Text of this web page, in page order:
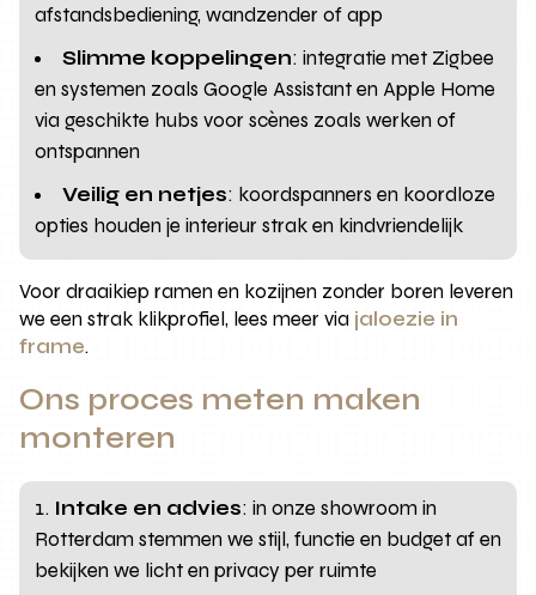
afstandsbediening, wandzender of app
Slimme koppelingen: integratie met Zigbee
en systemen zoals Google Assistant en Apple Home
via geschikte hubs voor scènes zoals werken of
ontspannen
Veilig en netjes: koordspanners en koordloze
opties houden je interieur strak en kindvriendelijk
Voor draaikiep ramen en kozijnen zonder boren leveren
we een strak klikprofiel, lees meer via jaloezie in
frame.
Ons proces meten maken
monteren
Intake en advies: in onze showroom in
Rotterdam stemmen we stijl, functie en budget af en
bekijken we licht en privacy per ruimte